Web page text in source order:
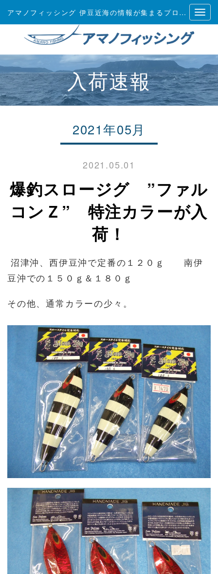
アマノフィッシング 伊豆近海の情報が集まるプロショップ
入荷速報
2021年05月
2021.05.01
爆釣スロージグ ”ファル
コンＺ” 特注カラーが入
荷！
沼津沖、西伊豆沖で定番の１２０ｇ 南伊
豆沖での１５０ｇ＆１８０ｇ
その他、通常カラーの少々。